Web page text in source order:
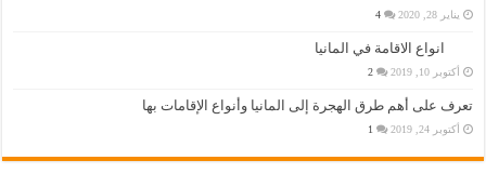
يناير 28, 2020 4
انواع الاقامة في المانيا
أكتوبر 10, 2019 2
تعرف على أهم طرق الهجرة إلى المانيا وأنواع الإقامات بها
أكتوبر 24, 2019 1